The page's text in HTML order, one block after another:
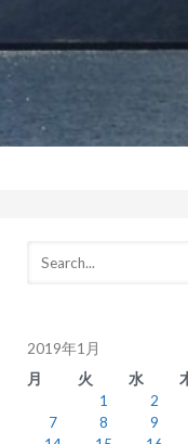
2019年1月
月
火 水
1
2
7
8 9